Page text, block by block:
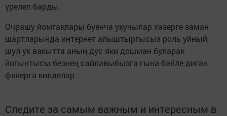
үрелеп барды.
Очрашу йомгаклары буенча укучылар хәзерге заман
шартларында интернет алыштыргысыз роль уйный,
шул ук вакытта аның дус яки дошман буларак
йогынтысы безнең сайлавыбызга гына бәйле дигән
фикергә килделәр.
Следите за самым важным и интересным в